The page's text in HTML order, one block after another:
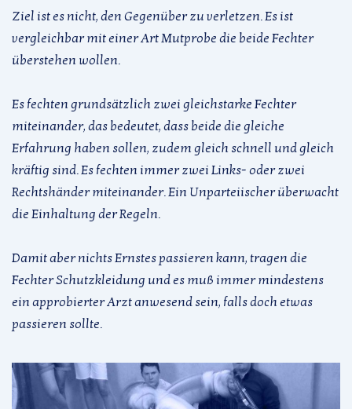
Ziel ist es nicht, den Gegenüber zu verletzen. Es ist
vergleichbar mit einer Art Mutprobe die beide Fechter
überstehen wollen.
Es fechten grundsätzlich zwei gleichstarke Fechter
miteinander, das bedeutet, dass beide die gleiche
Erfahrung haben sollen, zudem gleich schnell und gleich
kräftig sind. Es fechten immer zwei Links- oder zwei
Rechtshänder miteinander. Ein Unparteiischer überwacht
die Einhaltung der Regeln.
Damit aber nichts Ernstes passieren kann, tragen die
Fechter Schutzkleidung und es muß immer mindestens
ein approbierter Arzt anwesend sein, falls doch etwas
passieren sollte.